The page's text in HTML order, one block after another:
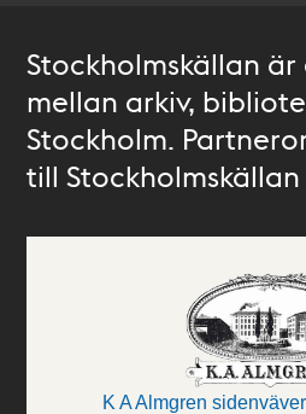
Stockholmskällan
mellan arkiv,
Stockholm.
till Stockholmskällan
K A Almgren